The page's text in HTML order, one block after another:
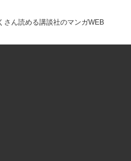
さん読める講談社のマンガWEB